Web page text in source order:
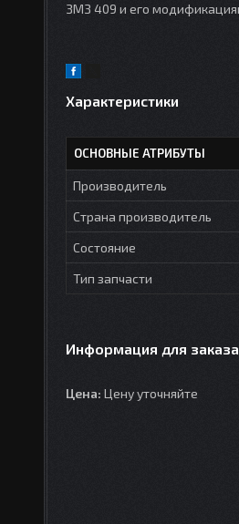
ЗМЗ 409 и его
Характеристики
ОСНОВНЫЕ АТРИБУТЫ
Производитель
Страна производитель
Состояние
Тип запчасти
Информация для заказа
Цена: Цену уточняйте